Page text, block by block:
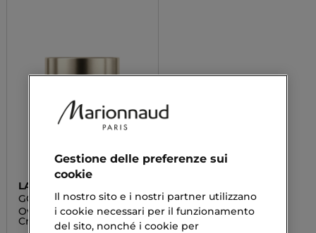
LANCASTER
GOLDEN LIFT
Overnight Age-Defying
Cream
Gestione delle preferenze sui
cookie
Il nostro sito e i nostri partner utilizzano
i cookie necessari per il funzionamento
del sito, nonché i cookie per